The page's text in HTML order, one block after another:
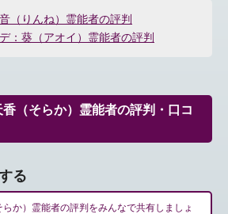
（りんね）霊能者の評判
：葵（アオイ）霊能者の評判
（そらか）霊能者の評判・口コ
る
か）霊能者の評判をみんなで共有しましょ